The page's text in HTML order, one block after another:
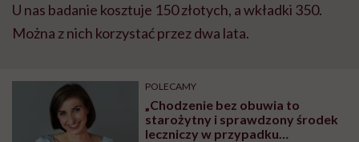
U nas badanie kosztuje 150 złotych, a wkładki 350.
Można z nich korzystać przez dwa lata.
POLECAMY
„Chodzenie bez obuwia to
starożytny i sprawdzony środek
leczniczy w przypadku